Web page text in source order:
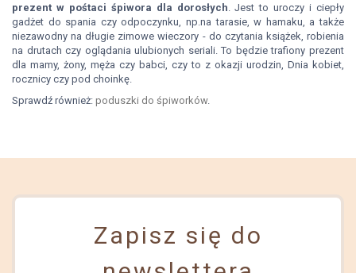
prezent w pośtaci śpiwora dla dorosłych . Jest to uroczy i ciepły
gadżet do spania czy odpoczynku, np.na tarasie, w hamaku, a także
niezawodny na długie zimowe wieczory - do czytania książek, robienia
na drutach czy oglądania ulubionych seriali. To będzie trafiony prezent
dla mamy, żony, męża czy babci, czy to z okazji urodzin, Dnia kobiet,
rocznicy czy pod choinkę.
Sprawdź również: poduszki do śpiworków.
Zapisz się do